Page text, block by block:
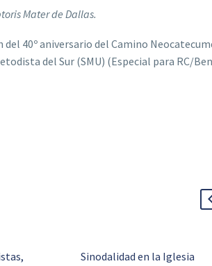
Mater de Dallas.
40º aniversario del Camino
del Sur (SMU) (Especial para RC/
Sinodalidad en la Iglesia